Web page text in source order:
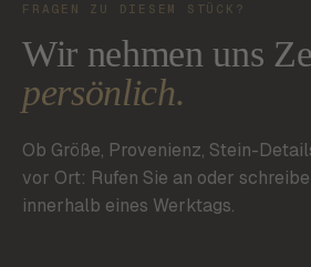
FRAGEN ZU DIESEM STÜCK?
Wir nehmen uns
persönlich.
Ob Größe, Provenienz, Stein-
vor Ort: Rufen Sie an oder
innerhalb eines Werktags.